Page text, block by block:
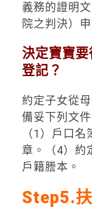
義務的證明
院之判決）
決定寶寶
登記？
約定子女從
備妥下列文件
（1 ）戶口名
章。（4）約
戶籍謄本。
Step5.